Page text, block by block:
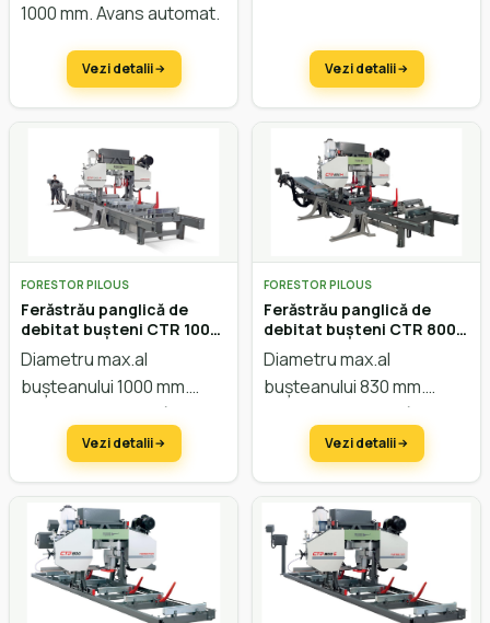
1000 mm. Avans automat.
înălțimii electric.
Vezi detalii
înălțimii electric.
Vezi detalii
FORESTOR PILOUS
Ferăstrău panglică de
debitat bușteni CTR 1000-
40 Hidraulic
Diametru max.al
bușteanului 1000 mm.
Lățimea max. a scândurei
850 mm. Avans automat.
Sistem hidraulic. Reglarea
Vezi detalii
FORESTOR PILOUS
Ferăstrău panglică de
debitat bușteni CTR 800
Hidraulic
Diametru max.al
bușteanului 830 mm.
Lățimea max. a scândurei
750 mm. Avans automat.
Sistem hidraulic. Reglarea
Vezi detalii